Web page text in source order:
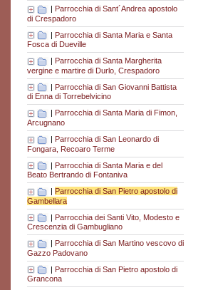
Parrocchia di Sant´Andrea apostolo
di Crespadoro
| Parrocchia di Santa Maria e Santa
Fosca di Dueville
Parrocchia di Santa Margherita
vergine e martire di Durlo, Crespadoro
| Parrocchia di San Giovanni Battista
di Enna di Torrebelvicino
Parrocchia di Santa Maria di Fimon,
Arcugnano
| Parrocchia di San Leonardo di
Fongara, Recoaro Terme
| Parrocchia di Santa Maria e del
Beato Bertrando di Fontaniva
| Parrocchia di San Pietro apostolo di
Gambellara
| Parrocchia dei Santi Vito, Modesto e
Crescenzia di Gambugliano
Parrocchia di San Martino vescovo di
Gazzo Padovano
| Parrocchia di San Pietro apostolo di
Grancona